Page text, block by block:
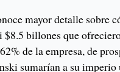
mayor detalle sobre
$8.5 billones que
de la empresa, de
sumarían a su imperio